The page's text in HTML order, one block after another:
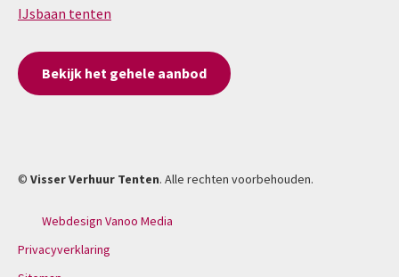
IJsbaan tenten
Bekijk het gehele aanbod
© Visser Verhuur Tenten. Alle rechten voorbehouden.
Webdesign Vanoo Media
Privacyverklaring